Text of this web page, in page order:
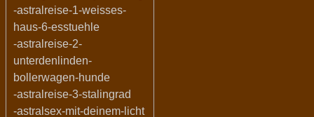
-astralreise-1-weisses-
haus-6-esstuehle
-astralreise-2-
unterdenlinden-
bollerwagen-hunde
-astralreise-3-stalingrad
-astralsex-mit-deinem-licht